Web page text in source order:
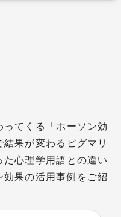
てくる「ホーソン効
果が変わるピグマリ
心理学用語との違い
果の活用事例をご紹